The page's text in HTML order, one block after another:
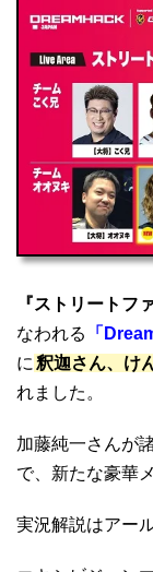
『ストリートフ
なわれる
「
に 釈迦さん、け
れました。
加藤純一さんが
で、新たな豪華
実況解説はアー